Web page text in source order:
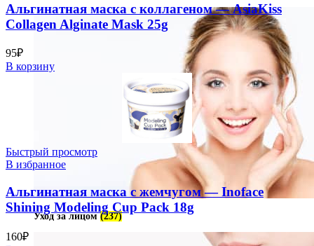
Уход за лицом(237)
Альгинатная маска с коллагеном — AsiaKiss
Collagen Alginate Mask 25g
95₽
В корзину
Быстрый просмотр
В избранное
Альгинатная маска с жемчугом — Inoface
Shining Modeling Cup Pack 18g
160₽